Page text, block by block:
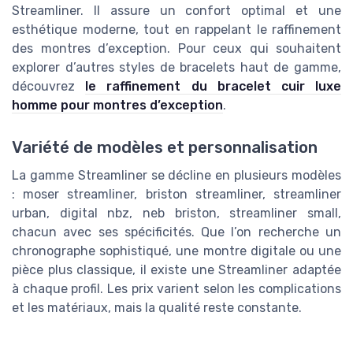
Streamliner. Il assure un confort optimal et une
esthétique moderne, tout en rappelant le raffinement
des montres d’exception. Pour ceux qui souhaitent
explorer d’autres styles de bracelets haut de gamme,
découvrez le raffinement du bracelet cuir luxe
homme pour montres d’exception.
Variété de modèles et personnalisation
La gamme Streamliner se décline en plusieurs modèles
: moser streamliner, briston streamliner, streamliner
urban, digital nbz, neb briston, streamliner small,
chacun avec ses spécificités. Que l’on recherche un
chronographe sophistiqué, une montre digitale ou une
pièce plus classique, il existe une Streamliner adaptée
à chaque profil. Les prix varient selon les complications
et les matériaux, mais la qualité reste constante.